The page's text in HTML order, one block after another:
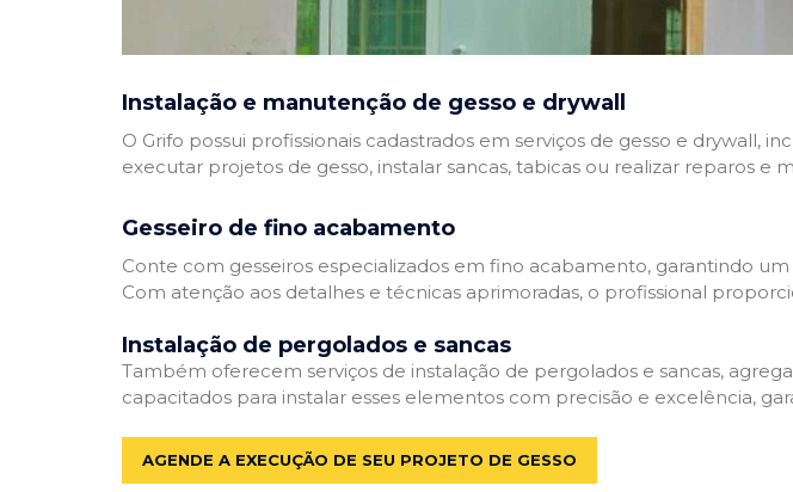
Instalação e manutenção de gesso e drywall
O Grifo possui profissionais cadastrados em serviços de gesso e drywall,
executar projetos de gesso, instalar sancas, tabicas ou realizar reparos
Gesseiro de fino acabamento
Conte com gesseiros especializados em fino acabamento, garantindo
Com atenção aos detalhes e técnicas aprimoradas, o profissional
Instalação de pergolados e sancas
Também oferecem serviços de instalação de pergolados e sancas,
capacitados para instalar esses elementos com precisão e excelência,
AGENDE A EXECUÇÃO DE SEU PROJETO DE GESSO